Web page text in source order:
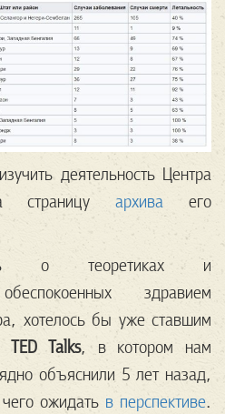
деятельность Центра
страницуархива его
о теоретиках и
здравием
хотелось бы уже ставшим
TED Talks, в котором нам
объяснили 5 лет назад,
ожидать в перспективе.